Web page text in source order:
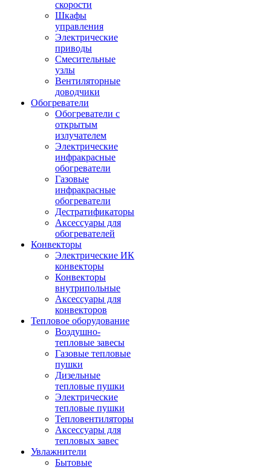
скорости
Шкафы
управления
Электрические
приводы
Смесительные
узлы
Вентиляторные
доводчики
Обогреватели
Обогреватели с
открытым
излучателем
Электрические
инфракрасные
обогреватели
Газовые
инфракрасные
обогреватели
Дестратификаторы
Аксессуары для
обогревателей
Конвекторы
Электрические ИК
конвекторы
Конвекторы
внутрипольные
Аксессуары для
конвекторов
Тепловое оборудование
Воздушно-
тепловые завесы
Газовые тепловые
пушки
Дизельные
тепловые пушки
Электрические
тепловые пушки
Тепловентиляторы
Аксессуары для
тепловых завес
Увлажнители
Бытовые